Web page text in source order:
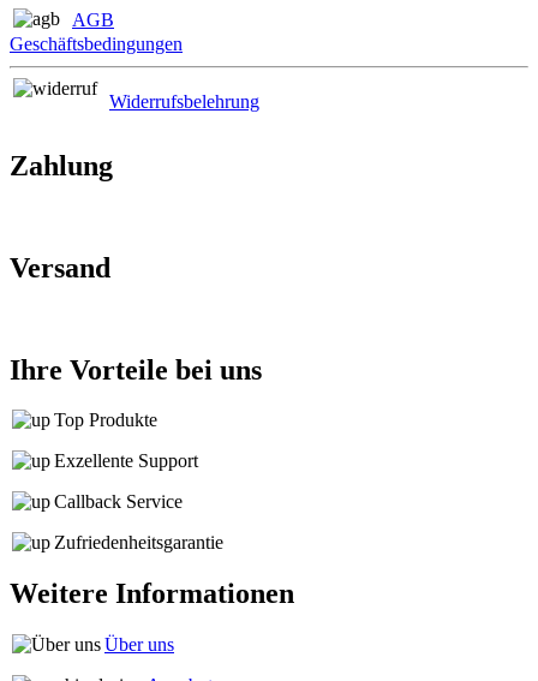
AGB
Geschäftsbedingungen
Widerrufsbelehrung
Zahlung
Versand
Ihre Vorteile bei uns
Top Produkte
Exzellente Support
Callback Service
Zufriedenheitsgarantie
Weitere Informationen
Über uns